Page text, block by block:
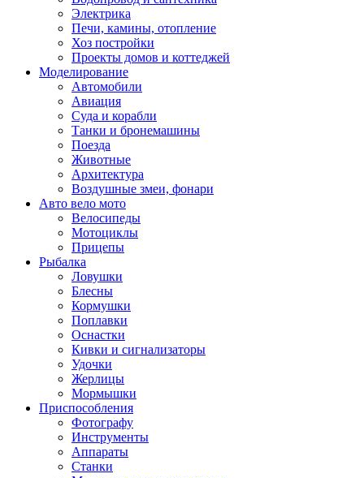
Электрика
Печи, камины, отопление
Хоз постройки
Проекты домов и коттеджей
Моделирование
Автомобили
Авиация
Суда и корабли
Танки и бронемашины
Поезда
Животные
Архитектура
Воздушные змеи, фонари
Авто вело мото
Велосипеды
Мотоциклы
Прицепы
Рыбалка
Ловушки
Блесны
Кормушки
Поплавки
Оснастки
Кивки и сигнализаторы
Удочки
Жерлицы
Мормышки
Приспособления
Фотографу
Инструменты
Аппараты
Станки